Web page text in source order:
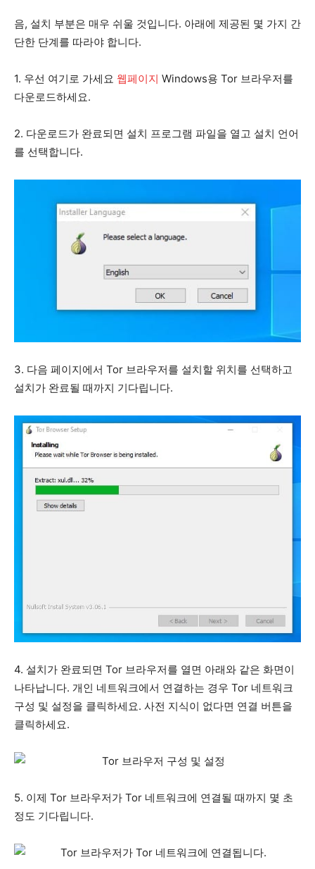
음, 설치 부분은 매우 쉬울 것입니다. 아래에 제공된 몇 가지 간
단한 단계를 따라야 합니다.
1. 우선 여기로 가세요 웹페이지 Windows용 Tor 브라우저를
다운로드하세요.
2. 다운로드가 완료되면 설치 프로그램 파일을 열고 설치 언어
를 선택합니다.
3. 다음 페이지에서 Tor 브라우저를 설치할 위치를 선택하고
설치가 완료될 때까지 기다립니다.
4. 설치가 완료되면 Tor 브라우저를 열면 아래와 같은 화면이
나타납니다. 개인 네트워크에서 연결하는 경우 Tor 네트워크
구성 및 설정을 클릭하세요. 사전 지식이 없다면 연결 버튼을
클릭하세요.
5. 이제 Tor 브라우저가 Tor 네트워크에 연결될 때까지 몇 초
정도 기다립니다.